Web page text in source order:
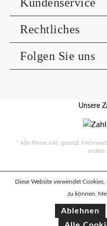
Rechtliches
Folgen Sie uns
Unsere
* Alle Preise inkl. gesetzl.
anders
Diese Website verwendet
zu können.
Ablehnen